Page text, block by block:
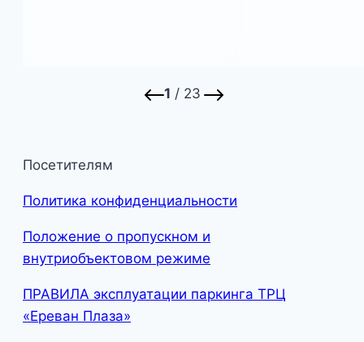
1 / 23
Посетителям
Политика конфиденциальности
Положение о пропускном и
внутриобъектовом режиме
ПРАВИЛА эксплуатации паркинга ТРЦ
«Ереван Плаза»